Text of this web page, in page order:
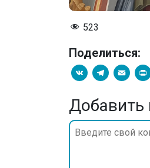
523
Поделиться:
VK Telegram